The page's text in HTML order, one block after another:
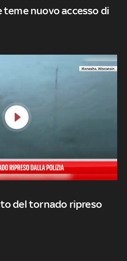
nuovo accesso di
del tornado ripreso